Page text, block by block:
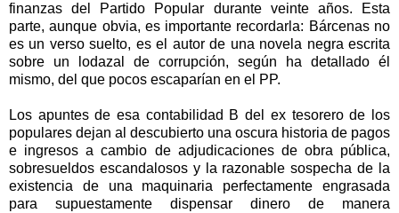
finanzas del Partido Popular durante veinte años. Esta
parte, aunque obvia, es importante recordarla: Bárcenas no
es un verso suelto, es el autor de una novela negra escrita
sobre un lodazal de corrupción, según ha detallado él
mismo, del que pocos escaparían en el PP.
Los apuntes de esa contabilidad B del ex tesorero de los
populares dejan al descubierto una oscura historia de pagos
e ingresos a cambio de adjudicaciones de obra pública,
sobresueldos escandalosos y la razonable sospecha de la
existencia de una maquinaria perfectamente engrasada
para supuestamente dispensar dinero de manera